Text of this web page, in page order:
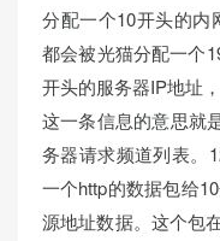
分配一个10开头的内
都会被光猫分配一个
开头的服务器IP地址，
这一条信息的意思就
务器请求频道列表。
一个http的数据包给
源地址数据。这个包